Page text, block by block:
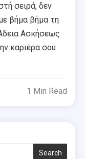
σειρά, δεν
βήμα βήμα τη
Ασκήσεως
καριέρα σου
1 Min Read
Search